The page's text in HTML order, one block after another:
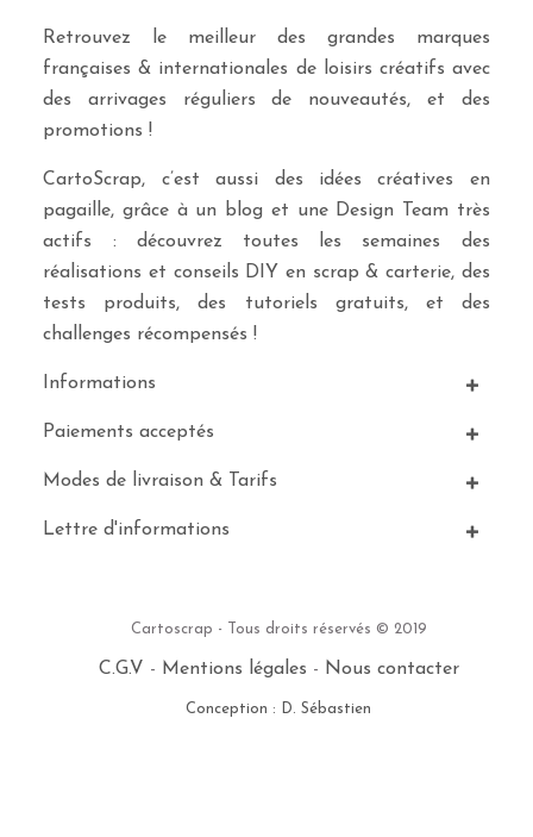
Retrouvez le meilleur des grandes marques
françaises & internationales de loisirs créatifs avec
des arrivages réguliers de nouveautés, et des
promotions !
CartoScrap, c’est aussi des idées créatives en
pagaille, grâce à un blog et une Design Team très
actifs : découvrez toutes les semaines des
réalisations et conseils DIY en scrap & carterie, des
tests produits, des tutoriels gratuits, et des
challenges récompensés !
Informations
Paiements acceptés
Modes de livraison & Tarifs
Lettre d'informations
Cartoscrap - Tous droits réservés © 2019
C.G.V - Mentions légales - Nous contacter
Conception : D. Sébastien